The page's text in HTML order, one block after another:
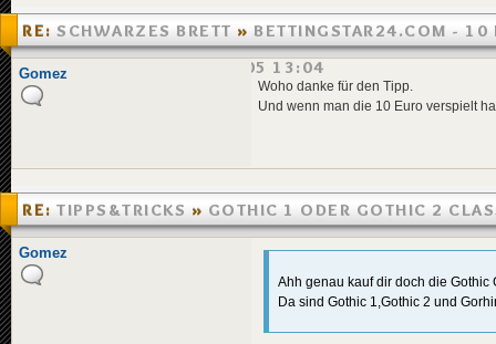
RE: SCHWARZES BRETT » BETTINGSTAR24.COM - 10
STARTBONUS
06.09.2005 13:04
Gomez
Woho danke für den Tipp.
Und wenn man die 10 Euro verspielt
RE: TIPPS&TRICKS » GOTHIC 1 ODER GOTHIC 2
»02.09.2005 06:07
Gomez
Ahh genau kauf dir doch die Gothic
Da sind Gothic 1,Gothic 2 und